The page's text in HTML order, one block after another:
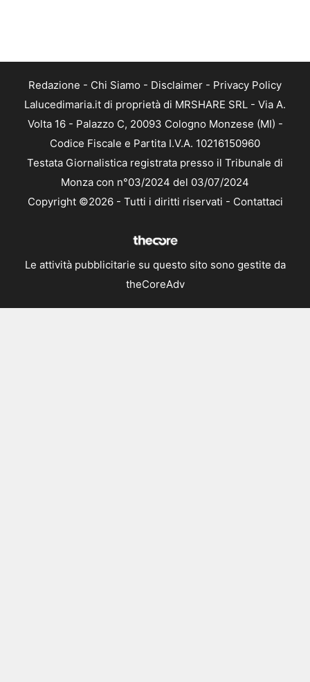
Redazione - Chi Siamo - Disclaimer - Privacy Policy
Lalucedimaria.it di proprietà di MRSHARE SRL - Via A.
Volta 16 - Palazzo C, 20093 Cologno Monzese (MI) -
Codice Fiscale e Partita I.V.A. 10216150960
Testata Giornalistica registrata presso il Tribunale di
Monza con n°03/2024 del 03/07/2024
Copyright ©2026 - Tutti i diritti riservati - Contattaci
Le attività pubblicitarie su questo sito sono gestite da
theCoreAdv